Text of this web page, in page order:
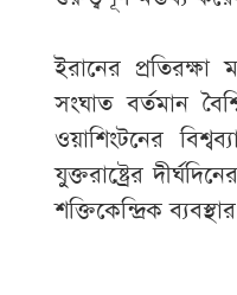
ইরানের
সংঘাত বর্তমান
ওয়াশিংটনের
যুক্তরাষ্ট্রের
শক্তিকেন্দ্রিক